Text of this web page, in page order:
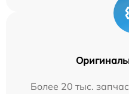
Более 20 тыс.